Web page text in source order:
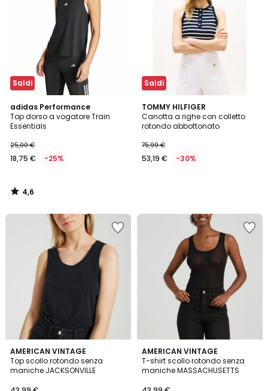
Saldi
adidas Performance
Top dorso a vogatore Train
Essentials
25,00 €
18,75 € -25%
4,6
/ 5
4,6
/
Saldi
TOMMY HILFIGER
Canotta a righe con colletto
rotondo abbottonato
75,99 €
53,19 € -30%
AMERICAN VINTAGE
Top scollo rotondo senza
maniche JACKSONVILLE
5
/
5
AMERICAN VINTAGE
T-shirt scollo rotondo senza
maniche MASSACHUSETTS
5
/
5